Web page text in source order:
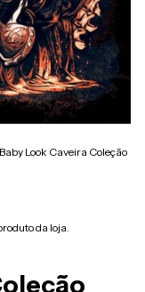
Baby Look Caveira Coleção
da loja.